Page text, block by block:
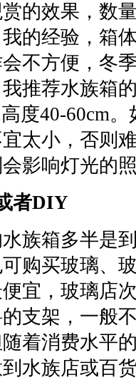
的效果，数
的经验，箱
不方便，冬
推荐水族箱
度40-60cm
太小，否则
影响灯光的
者DIY
箱多半是到
购买玻璃、
宜，玻璃店
支架，一般
着消费水平
水族店或百